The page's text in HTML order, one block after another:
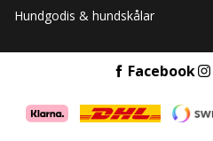
Hundgodis & hundskålar
Facebook